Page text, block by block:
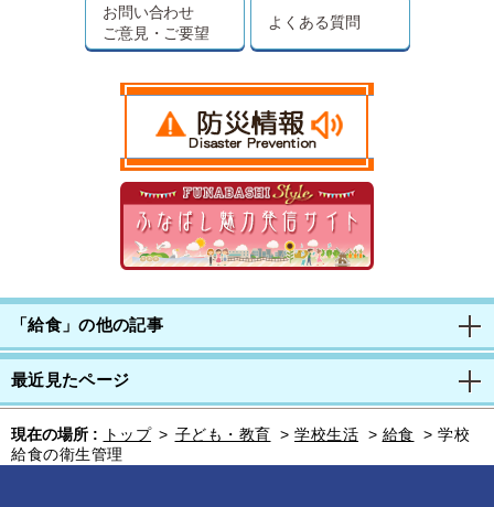
お問い合わせ
ご意見・ご要望
よくある質問
「給食」の他の記事
最近見たページ
現在の場所 : トップ > 子ども・教育 > 学校生活 > 給食 > 学校
給食の衛生管理